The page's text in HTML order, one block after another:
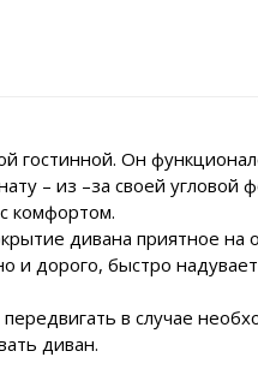
гостинной. Он
– из –за своей
комфортом.
дивана приятное на
дорого, быстро
в случае
диван.